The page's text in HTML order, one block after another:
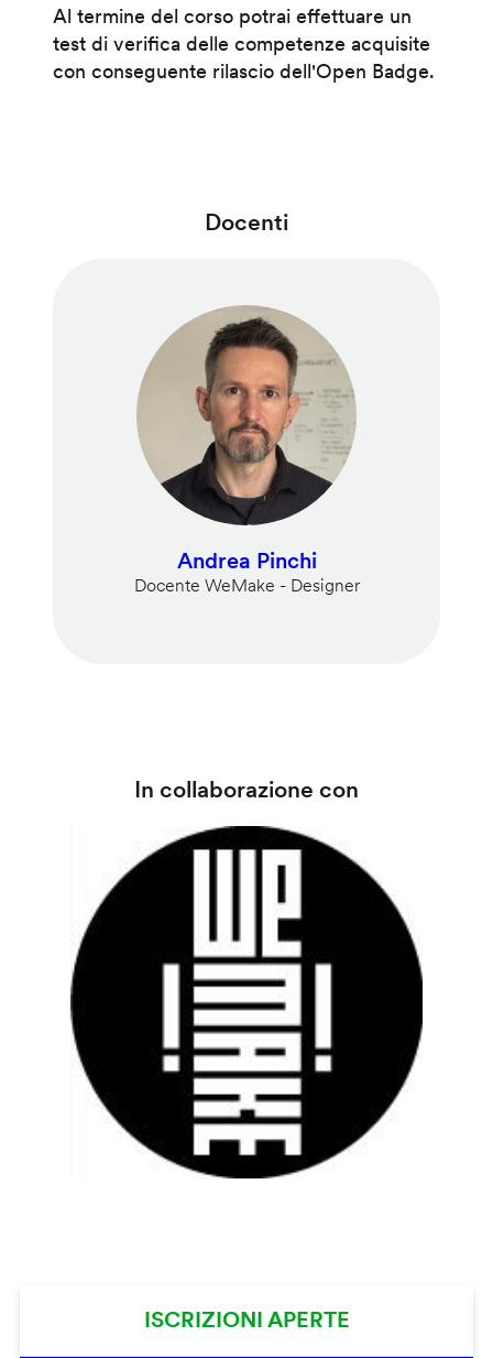
Al termine del corso potrai effettuare un
test di verifica delle competenze acquisite
con conseguente rilascio dell'Open Badge.
Docenti
Andrea Pinchi
Docente WeMake - Designer
In collaborazione con
ISCRIZIONI APERTE